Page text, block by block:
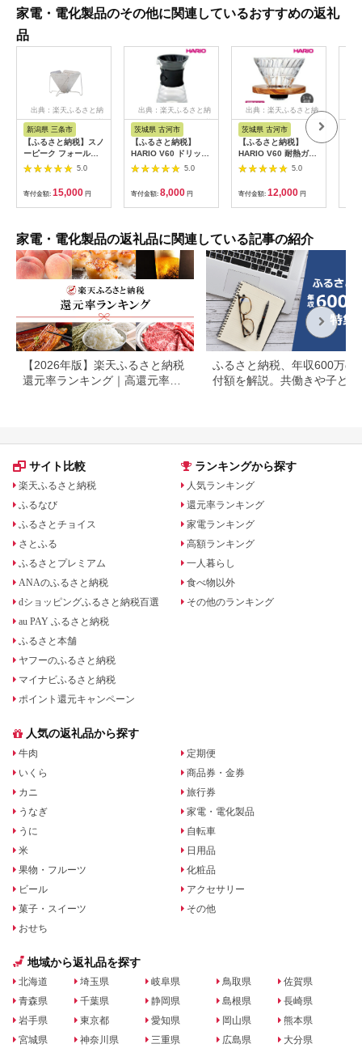
家電・電化製品のその他に関連しているおすすめの返礼
品
出典：楽天ふるさと納
税
新潟県 三条市
【ふるさと納税】スノ
ーピーク フォールデ
ィングコーヒードリッ
パー 「焚火台型」
CS-113 (Snow Peak)
キャンプ用品 アウト
ドア用品 折り畳み式
【010S107】
5.0
寄付金額: 15,000 円
出典：楽天ふるさと納
税
茨城県 古河市
【ふるさと納税】
HARIO V60 ドリップ
デカンタ［VDD-
02B］｜ハリオ おし
ゃれ 耐熱 ガラス 食器
器 熱湯 ドリッパー コ
ーヒーサーバー コー
具 サーバー ハンドド
リップ 珈琲 コーヒー
キッチン 日用品 キッ
チン用品 電子レンジ
可_FI19※離島への配
送不可
5.0
寄付金額: 8,000 円
出典：楽天ふるさと納
茨城県 古河市
【ふるさと納税】
HARIO V60 耐熱ガラ
ス透過ドリッパーオリ
ーブウッド［VDGR-
02-OV］｜ハリオ お
しゃれ かわいい シン
プル 耐熱 ガラス 食器
ッパー コーヒー 調理
器具 ドリッパー 珈琲
コーヒー キッチン 日
用品 キッチン用品
_FI25※離島への配送
不可
5.0
寄付金額: 12,000 円
家電・電化製品の返礼品に関連している記事の紹介
【2026年版】楽天ふるさと納税
還元率ランキング｜高還元率返
ふるさと納税、年収600万の
付額を解説。共働きや子ども
サイト比較
楽天ふるさと納税
ふるなび
ふるさとチョイス
さとふる
ふるさとプレミアム
ANAのふるさと納税
dショッピングふるさと納税百選
au PAY ふるさと納税
ふるさと本舗
ヤフーのふるさと納税
マイナビふるさと納税
ポイント還元キャンペーン
ランキングから探す
人気ランキング
還元率ランキング
家電ランキング
高額ランキング
一人暮らし
食べ物以外
その他のランキング
人気の返礼品から探す
牛肉
いくら
カニ
うなぎ
うに
米
果物・フルーツ
ビール
菓子・スイーツ
おせち
定期便
商品券・金券
旅行券
家電・電化製品
自転車
日用品
化粧品
アクセサリー
その他
地域から返礼品を探す
北海道
青森県
岩手県
宮城県
埼玉県
千葉県
東京都
神奈川県
岐阜県
静岡県
愛知県
三重県
鳥取県
島根県
岡山県
広島県
佐賀県
長崎県
熊本県
大分県